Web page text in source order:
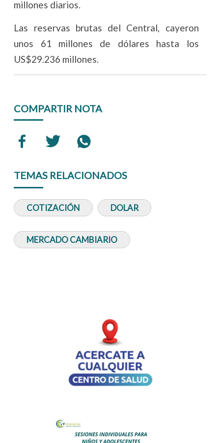
millones diarios.
Las reservas brutas del Central, cayeron
unos 61 millones de dólares hasta los
US$29.236 millones.
COMPARTIR NOTA
TEMAS RELACIONADOS
COTIZACIÓN DOLAR
MERCADO CAMBIARIO